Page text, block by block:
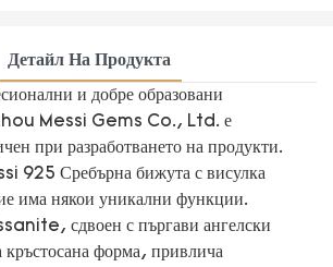
Детайл На Продукта
и добре образовани
Messi Gems Co., Ltd. е
при разработването на продукти.
925 Сребърна бижута с висулка
има някои уникални функции.
сдвоен с пъргави ангелски
кръстосана форма, привлича